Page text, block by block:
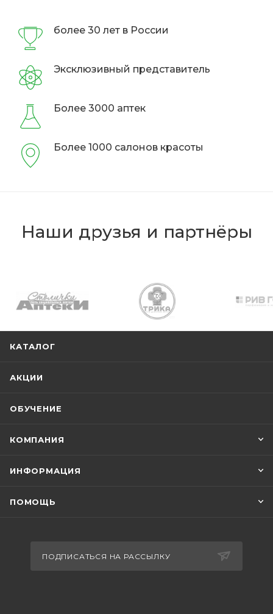
более 30 лет в России
Эксклюзивный представитель
Более 3000 аптек
Более 1000 салонов красоты
Наши друзья и партнёры
КАТАЛОГ
АКЦИИ
ОБУЧЕНИЕ
КОМПАНИЯ
ИНФОРМАЦИЯ
ПОМОЩЬ
ПОДПИСАТЬСЯ НА РАССЫЛКУ